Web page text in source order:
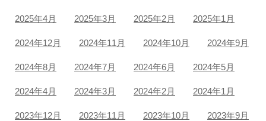
2025年4月 2025年3月 2025年2月 2025年1月
2024年12月 2024年11月 2024年10月 2024年9月
2024年8月 2024年7月 2024年6月 2024年5月
2024年4月 2024年3月 2024年2月 2024年1月
2023年12月 2023年11月 2023年10月 2023年9月